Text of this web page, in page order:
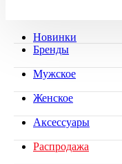
Новинки
Бренды
Мужское
Женское
Аксессуары
Распродажа